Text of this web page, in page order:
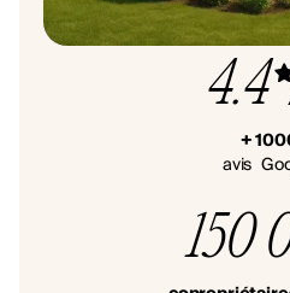
4.4
+
avis
150